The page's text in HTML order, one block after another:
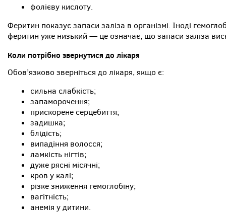
фолієву кислоту.
Феритин показує запаси заліза в організмі. Іноді
феритин уже низький — це означає, що запаси заліза
Коли потрібно звернутися до лікаря
Обов’язково зверніться до лікаря, якщо є:
сильна слабкість;
запаморочення;
прискорене серцебиття;
задишка;
блідість;
випадіння волосся;
ламкість нігтів;
дуже рясні місячні;
кров у калі;
різке зниження гемоглобіну;
вагітність;
анемія у дитини.